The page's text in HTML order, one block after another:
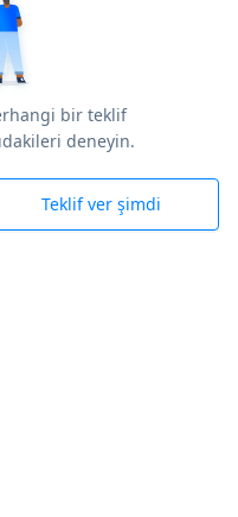
bir teklif
deneyin.
Teklif ver şimdi